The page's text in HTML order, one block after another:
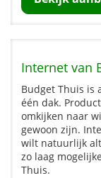
Internet van
Budget Thuis is
één dak.
omkijken naar
gewoon zijn.
wilt natuurlijk
zo laag
Thuis.